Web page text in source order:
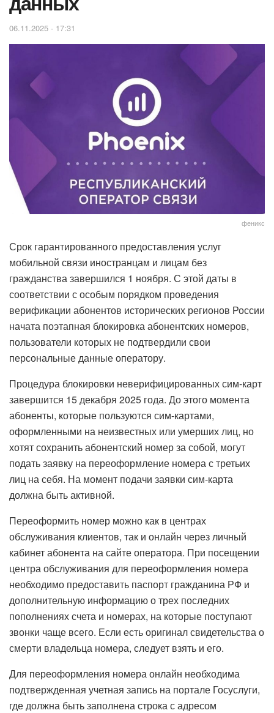
06.11.2025 - 17:31
феникс
Срок гарантированного предоставления услуг
мобильной связи иностранцам и лицам без
гражданства завершился 1 ноября. С этой даты в
соответствии с особым порядком проведения
верификации абонентов исторических регионов России
начата поэтапная блокировка абонентских номеров,
пользователи которых не подтвердили свои
персональные данные оператору.
Процедура блокировки неверифицированных сим-карт
завершится 15 декабря 2025 года. До этого момента
абоненты, которые пользуются сим-картами,
оформленными на неизвестных или умерших лиц, но
хотят сохранить абонентский номер за собой, могут
подать заявку на переоформление номера с третьих
лиц на себя. На момент подачи заявки сим-карта
должна быть активной.
Переоформить номер можно как в центрах
обслуживания клиентов, так и онлайн через личный
кабинет абонента на сайте оператора. При посещении
центра обслуживания для переоформления номера
необходимо предоставить паспорт гражданина РФ и
дополнительную информацию о трех последних
пополнениях счета и номерах, на которые поступают
звонки чаще всего. Если есть оригинал свидетельства о
смерти владельца номера, следует взять и его.
Для переоформления номера онлайн необходима
подтвержденная учетная запись на портале Госуслуги,
где должна быть заполнена строка с адресом